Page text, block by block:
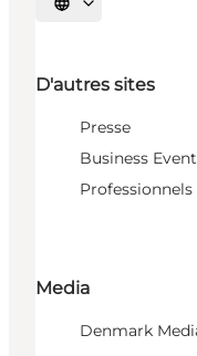
Choisissez la langue
D'autres sites
Presse
Business
Professionnels
Media
Denmark